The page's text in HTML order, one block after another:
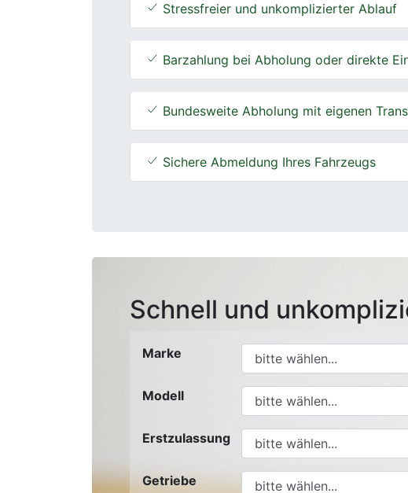
Stressfreier und unkomplizierter Ablauf
Barzahlung bei Abholung oder direkte
Bundesweite Abholung mit eigenen
Sichere Abmeldung Ihres Fahrzeugs
Schnell und
Marke
Modell
Erstzulassung
Getriebe